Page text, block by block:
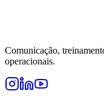
Comunicação,
operacionais.